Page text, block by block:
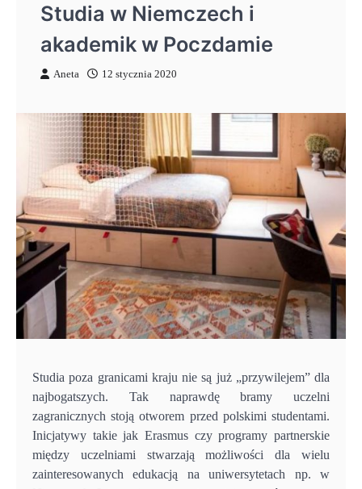
Studia w Niemczech i
akademik w Poczdamie
Aneta 12 stycznia 2020
Studia poza granicami kraju nie są już „przywilejem” dla
najbogatszych. Tak naprawdę bramy uczelni
zagranicznych stoją otworem przed polskimi studentami.
Inicjatywy takie jak Erasmus czy programy partnerskie
między uczelniami stwarzają możliwości dla wielu
zainteresowanych edukacją na uniwersytetach np. w